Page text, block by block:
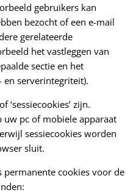
gebruikers kan
bezocht of een e-mail
gerelateerde
het vastleggen van
sectie en het
en serverintegriteit).
‘sessiecookies’ zijn.
uw pc of mobiele apparaat
sessiecookies worden
sluit.
permanente cookies voor de